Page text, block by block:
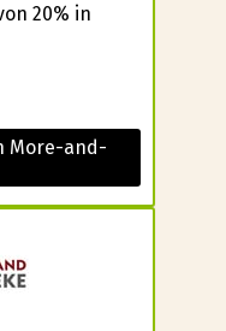
20% in
More-and-